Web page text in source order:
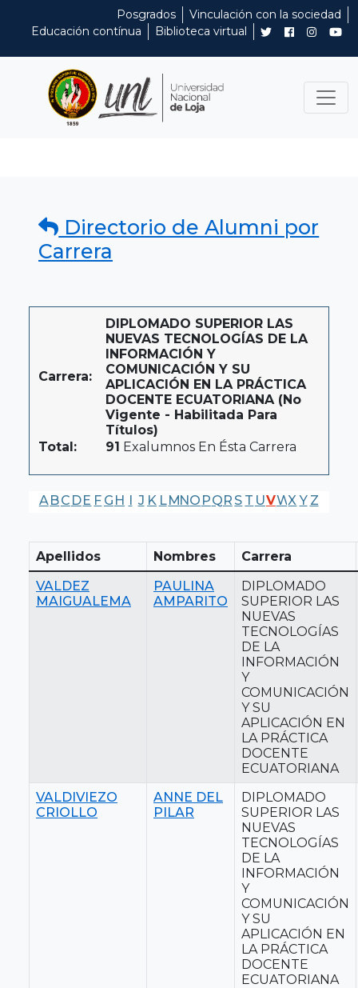
Posgrados
Vinculación con la sociedad
Educación contínua
Biblioteca virtual
Directorio de Alumni por
Carrera
Carrera:
DIPLOMADO SUPERIOR LAS
NUEVAS TECNOLOGÍAS DE LA
INFORMACIÓN Y
COMUNICACIÓN Y SU
APLICACIÓN EN LA PRÁCTICA
DOCENTE ECUATORIANA (No
Vigente - Habilitada Para
Títulos)
Total:
91 Exalumnos En Ésta Carrera
A BC DE F G H I J K LMNO PQR S T UVWX Y Z
Apellidos Nombres
Carrera
VALDEZ
MAIGUALEMA
PAULINA
AMPARITO
DIPLOMADO
SUPERIOR LAS
NUEVAS
TECNOLOGÍAS
DE LA
INFORMACIÓN
Y
COMUNICACIÓN
Y SU
APLICACIÓN EN
LA PRÁCTICA
DOCENTE
ECUATORIANA
VALDIVIEZO
CRIOLLO
ANNE DEL
PILAR
DIPLOMADO
SUPERIOR LAS
NUEVAS
TECNOLOGÍAS
DE LA
INFORMACIÓN
Y
COMUNICACIÓN
Y SU
APLICACIÓN EN
LA PRÁCTICA
DOCENTE
ECUATORIANA